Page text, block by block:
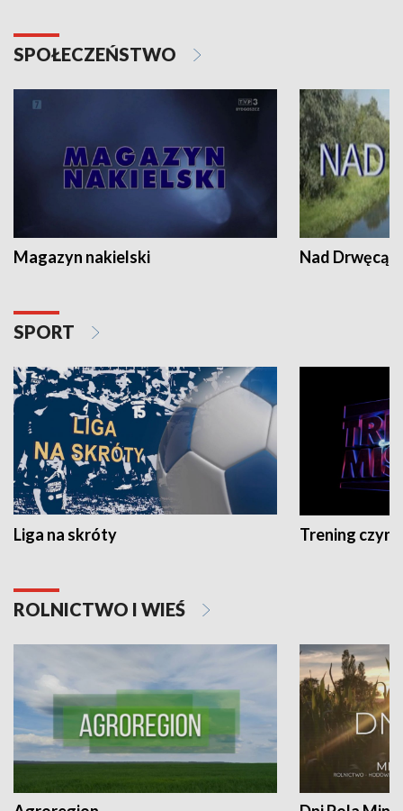
SPOŁECZEŃSTWO
Magazyn nakielski Nad Drwęcą
SPORT
Liga na skróty Trening czyni
ROLNICTWO I WIEŚ